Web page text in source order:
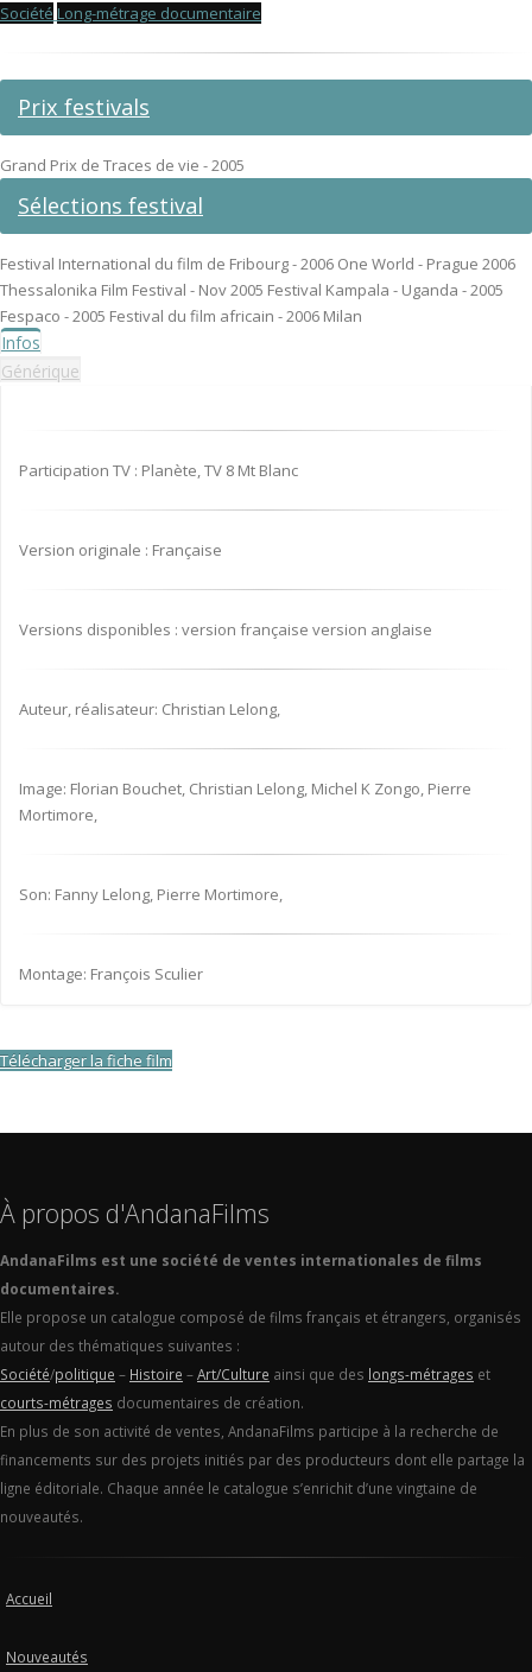
Société Long-métrage documentaire
Prix festivals
Grand Prix de Traces de vie - 2005
Sélections festival
Festival International du film de Fribourg - 2006 One World - Prague 2006
Thessalonika Film Festival - Nov 2005 Festival Kampala - Uganda - 2005
Fespaco - 2005 Festival du film africain - 2006 Milan
Infos
Générique
Participation TV : Planète, TV 8 Mt Blanc
Version originale : Française
Versions disponibles : version française version anglaise
Auteur, réalisateur: Christian Lelong,
Image: Florian Bouchet, Christian Lelong, Michel K Zongo, Pierre
Mortimore,
Son: Fanny Lelong, Pierre Mortimore,
Montage: François Sculier
Télécharger la fiche film
À propos d'AndanaFilms
AndanaFilms est une société de ventes internationales de films
documentaires.
Elle propose un catalogue composé de films français et étrangers, organisés
autour des thématiques suivantes :
Société/politique – Histoire –Art/Culture ainsi que des longs-métrages et
courts-métrages documentaires de création.
En plus de son activité de ventes, AndanaFilms participe à la recherche de
financements sur des projets initiés par des producteurs dont elle partage la
ligne éditoriale. Chaque année le catalogue s’enrichit d’une vingtaine de
nouveautés.
Accueil
Nouveautés